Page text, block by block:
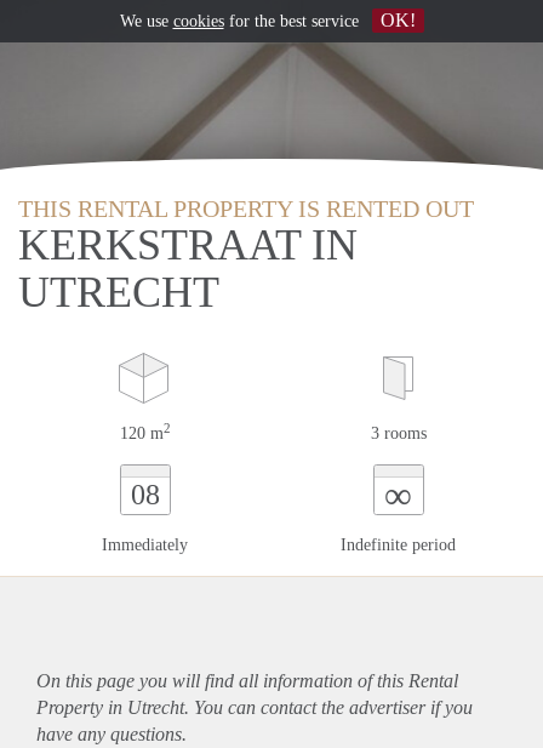
THIS RENTAL PROPERTY IS RENTED OUT
KERKSTRAAT IN
UTRECHT
120 m2 3 rooms
08
Immediately
∞
Indefinite period
On this page you will find all information of this Rental
Property in Utrecht. You can contact the advertiser if you
have any questions.
We use cookiesfor the best service OK!